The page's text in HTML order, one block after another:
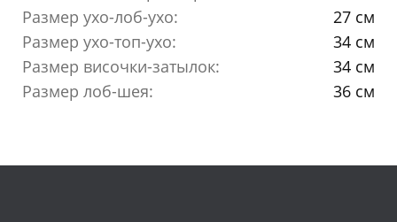
Размер ухо-лоб-ухо:
27 см
Размер ухо-топ-ухо:
34 см
Размер височки-затылок:
34 см
Размер лоб-шея:
36 см